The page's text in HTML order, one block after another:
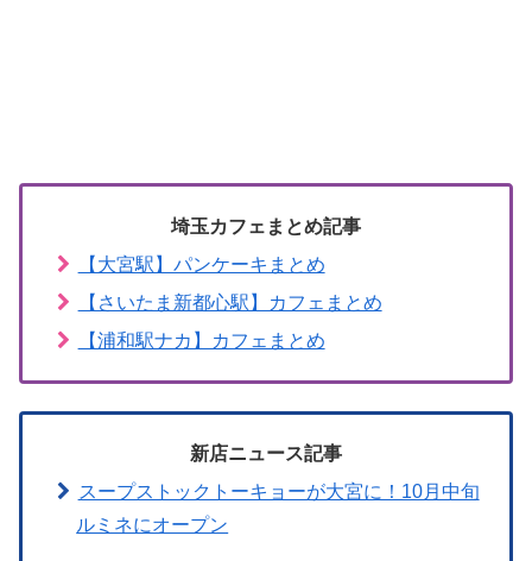
埼玉カフェまとめ記事
【大宮駅】パンケーキまとめ
【さいたま新都心駅】カフェまとめ
【浦和駅ナカ】カフェまとめ
新店ニュース記事
スープストックトーキョーが大宮に！10月中旬
ルミネにオープン